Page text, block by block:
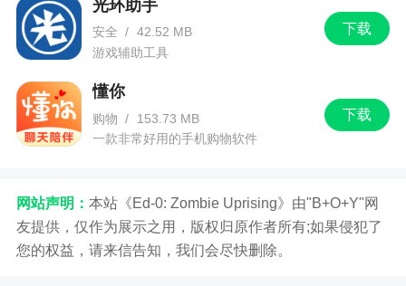
下载
光环助手
安全 / 42.52 MB
游戏辅助工具
下载
懂你
购物 /
153.73 MB
一款非常好用的手机购物软件
网站声明： 本站《Ed-0: Zombie Uprising》由"B+O+Y"网
友提供，仅作为展示之用，版权归原作者所有;如果侵犯了
您的权益，请来信告知，我们会尽快删除。